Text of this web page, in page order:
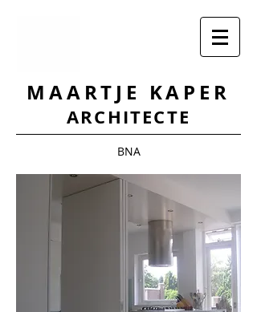
MAARTJE KAPER
ARCHITECTE
BNA